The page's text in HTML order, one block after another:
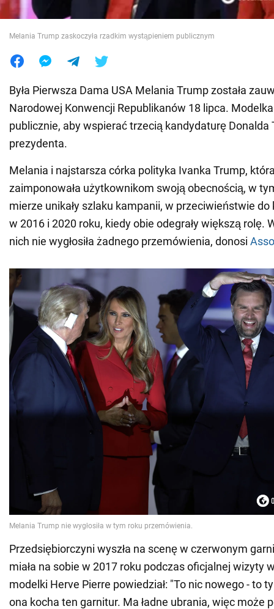
Jedzenie
Melania Trump zaskoczyła rzadkim wystąpieniem publicznym
Była Pierwsza Dama USA Melania Trump została
Narodowej Konwencji Republikanów 18 lipca.
publicznie, aby wspierać trzecią kandydaturę Donalda
prezydenta.
Melania i najstarsza córka polityka Ivanka Trump,
zaimponowała użytkownikom swoją obecnością, w
mierze unikały szlaku kampanii, w przeciwieństwie
w 2016 i 2020 roku, kiedy obie odegrały większą rolę.
nich nie wygłosiła żadnego przemówienia, donosi
Przedsiębiorczyni wyszła na scenę w czerwonym
miała na sobie w 2017 roku podczas oficjalnej wizyty
modelki Herve Pierre powiedział: "To nic nowego - to
ona kocha ten garnitur. Ma ładne ubrania, więc może